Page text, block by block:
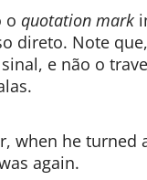
o quotation mark
direto. Note
e não o
when he turned
again.